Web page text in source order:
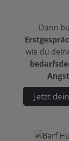
Dann
wie du
Jetzt